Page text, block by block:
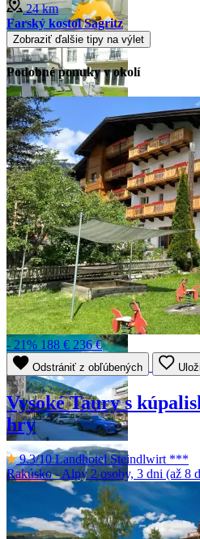
24 km
Farský kostol Sagritz
Zobraziť ďalšie tipy na výlet
Podobné ponuky v okolí
- 21% 188 € 236 €
Odstrániť z obľúbených
Vysoké Taury s
hry
9.3/10Landhotel Steindlwirt ***
Rakúsko - Alpy2 osoby, 3 dni (až 8